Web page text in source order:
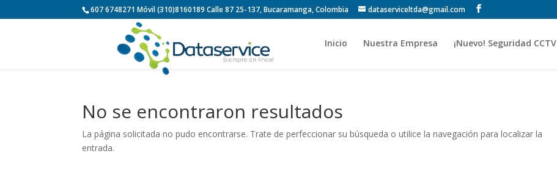
607 6748271 Móvil (310)8160189 Calle 87 25-137, Bucaramanga, Colombia dataserviceltda@gmail.com
Inicio Nuestra Empresa ¡Nuevo! Seguridad CCTV
No se encontraron resultados
La página solicitada no pudo encontrarse. Trate de perfeccionar su búsqueda o utilice la navegación para localizar la
entrada.